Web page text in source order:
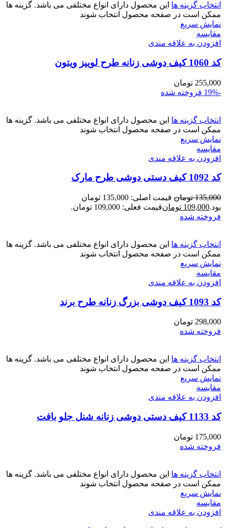
انتخاب گزینه ها این محصول دارای انواع مختلفی می باشد. گزینه ها
ممکن است در صفحه محصول انتخاب شوند
نمایش سریع
مقايسه
افزودن به علاقه مندی
کد 1060 کیف دوشی زنانه طرح لوییز ویتون
255,000 تومان
-19%
فروخته شده
انتخاب گزینه ها این محصول دارای انواع مختلفی می باشد. گزینه ها
ممکن است در صفحه محصول انتخاب شوند
نمایش سریع
مقايسه
افزودن به علاقه مندی
کد 1092 کیف دستی دوشی طرح مارک
135,000 تومان
قیمت اصلی: 135,000 تومان
بود.109,000 تومانقیمت فعلی: 109,000 تومان.
فروخته شده
انتخاب گزینه ها این محصول دارای انواع مختلفی می باشد. گزینه ها
ممکن است در صفحه محصول انتخاب شوند
نمایش سریع
مقايسه
افزودن به علاقه مندی
کد 1093 کیف دوشی بزرگ زنانه طرح برند
298,000 تومان
فروخته شده
انتخاب گزینه ها این محصول دارای انواع مختلفی می باشد. گزینه ها
ممکن است در صفحه محصول انتخاب شوند
نمایش سریع
مقايسه
افزودن به علاقه مندی
کد 1133 کیف دستی دوشی زنانه شنل جلو بافت
175,000 تومان
فروخته شده
انتخاب گزینه ها این محصول دارای انواع مختلفی می باشد. گزینه ها
ممکن است در صفحه محصول انتخاب شوند
نمایش سریع
مقايسه
افزودن به علاقه مندی